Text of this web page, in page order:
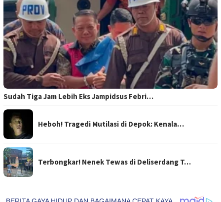
Sudah Tiga Jam Lebih Eks Jampidsus Febri…
Heboh! Tragedi Mutilasi di Depok: Kenala…
Terbongkar! Nenek Tewas di Deliserdang T…